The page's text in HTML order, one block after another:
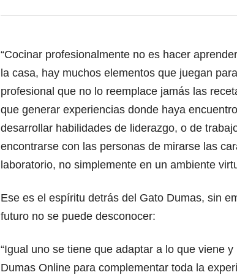
“Cocinar profesionalmente no es hacer
la casa, hay muchos elementos que juegan
profesional que no lo reemplace jamás las
que generar experiencias donde haya
desarrollar habilidades de liderazgo, o de
encontrarse con las personas de mirarse las
laboratorio, no simplemente en un ambiente
Ese es el espíritu detrás del Gato Dumas, sin
futuro no se puede desconocer:
“Igual uno se tiene que adaptar a lo que viene
Dumas Online para complementar toda la